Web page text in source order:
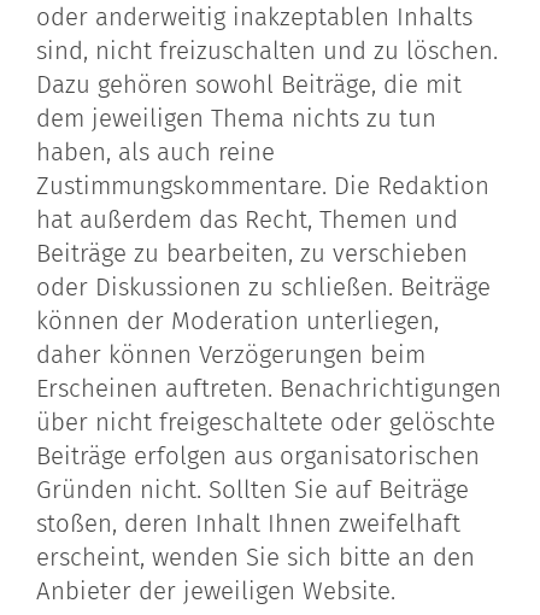
oder anderweitig inakzeptablen Inhalts
sind, nicht freizuschalten und zu löschen.
Dazu gehören sowohl Beiträge, die mit
dem jeweiligen Thema nichts zu tun
haben, als auch reine
Zustimmungskommentare. Die Redaktion
hat außerdem das Recht, Themen und
Beiträge zu bearbeiten, zu verschieben
oder Diskussionen zu schließen. Beiträge
können der Moderation unterliegen,
daher können Verzögerungen beim
Erscheinen auftreten. Benachrichtigungen
über nicht freigeschaltete oder gelöschte
Beiträge erfolgen aus organisatorischen
Gründen nicht. Sollten Sie auf Beiträge
stoßen, deren Inhalt Ihnen zweifelhaft
erscheint, wenden Sie sich bitte an den
Anbieter der jeweiligen Website.